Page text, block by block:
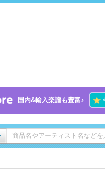
国内&輸入楽譜も豊富♪ ★